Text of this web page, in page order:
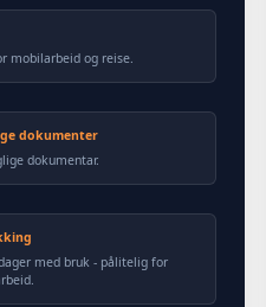
mobilarbeid og reise.
dokumenter
dokumentar.
med bruk - pålitelig for